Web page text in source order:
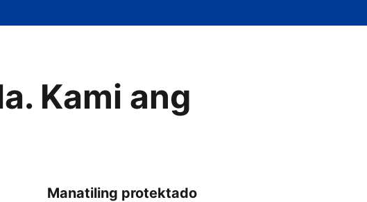
Kami ang
Manatiling protektado